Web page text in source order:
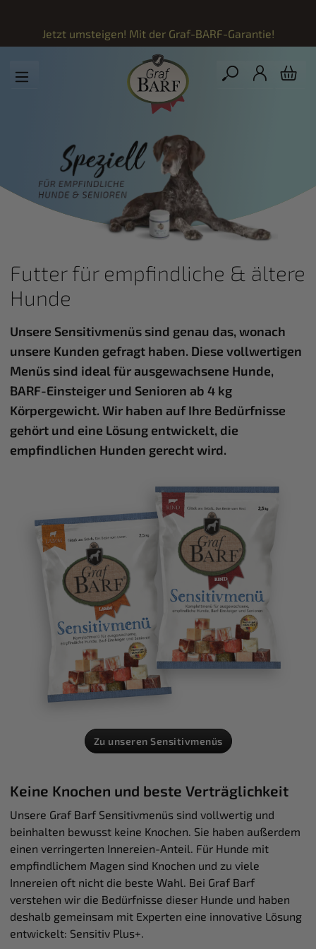
Jetzt umsteigen! Mit der Graf-BARF-Garantie!
Futter für empfindliche & ältere
Hunde
Unsere Sensitivmenüs sind genau das, wonach
unsere Kunden gefragt haben. Diese vollwertigen
Menüs sind ideal für ausgewachsene Hunde,
BARF-Einsteiger und Senioren ab 4 kg
Körpergewicht. Wir haben auf Ihre Bedürfnisse
gehört und eine Lösung entwickelt, die
empfindlichen Hunden gerecht wird.
Zu unseren Sensitivmenüs
Keine Knochen und beste Verträglichkeit
Unsere Graf Barf Sensitivmenüs sind vollwertig und
beinhalten bewusst keine Knochen. Sie haben außerdem
einen verringerten Innereien-Anteil. Für Hunde mit
empfindlichem Magen sind Knochen und zu viele
Innereien oft nicht die beste Wahl. Bei Graf Barf
verstehen wir die Bedürfnisse dieser Hunde und haben
deshalb gemeinsam mit Experten eine innovative Lösung
entwickelt: Sensitiv Plus+.